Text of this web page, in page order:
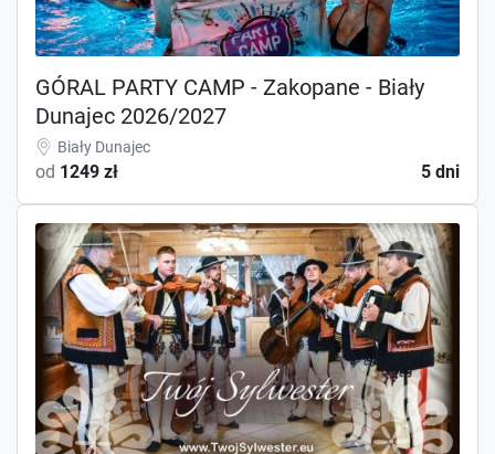
GÓRAL PARTY CAMP - Zakopane - Biały
Dunajec 2026/2027
Biały Dunajec
od 1249 zł 5 dni